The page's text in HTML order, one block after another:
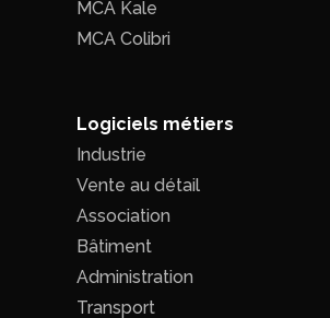
MCA Kale
MCA Colibri
Logiciels métiers
Industrie
Vente au détail
Association
Bâtiment
Administration
Transport